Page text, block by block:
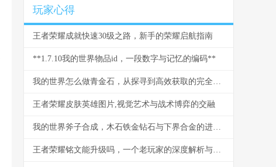
玩家心得
王者荣耀成就快速30级之路，新手的荣耀启航指南
**1.7.10我的世界物品id，一段数字与记忆的编码**
我的世界怎么做青金石，从探寻到高效获取的完全指南，副标题，资深玩家的矿物哲学与实践
王者荣耀皮肤英雄图片,视觉艺术与战术博弈的交融
我的世界斧子合成，木石铁金钻石与下界合金的进化之路
王者荣耀铭文能升级吗，一个老玩家的深度解析与铭文系统演进思考